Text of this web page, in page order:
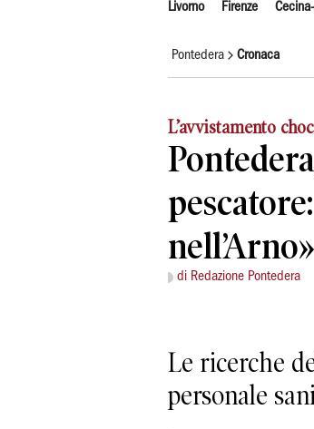
Livorno Firenze
Pontedera Cronaca
L’avvistamento choc
nell’Arno»
di Redazione Pontedera
Le ricerche
personale